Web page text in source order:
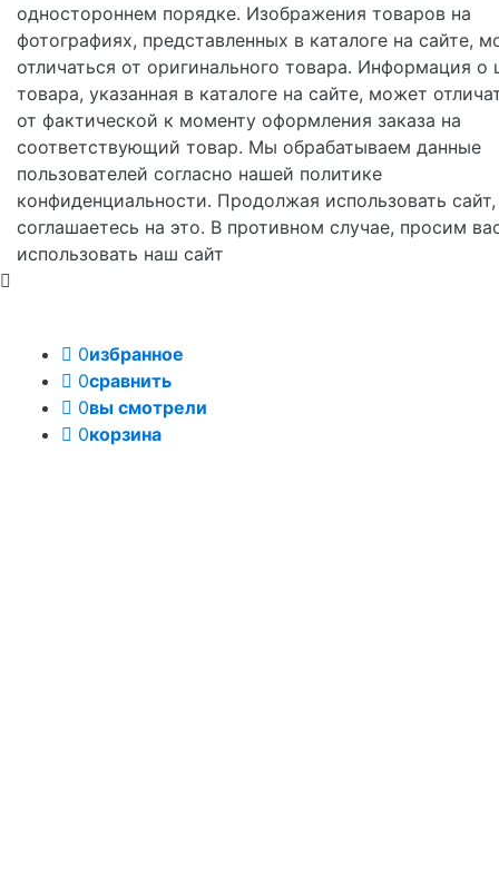
одностороннем порядке. Изображения товаров на
фотографиях, представленных в каталоге на сайте,
отличаться от оригинального товара. Информация о
товара, указанная в каталоге на сайте, может
от фактической к моменту оформления заказа на
соответствующий товар. Мы обрабатываем данные
пользователей согласно нашей политике
конфиденциальности. Продолжая использовать
соглашаетесь на это. В противном случае, просим
использовать наш сайт
0избранное
0сравнить
0вы смотрели
0корзина